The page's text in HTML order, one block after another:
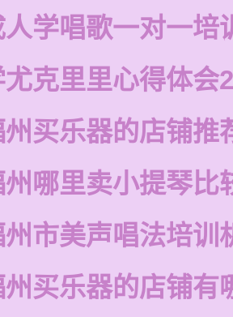
人学唱歌一对一培
尤克里里心得体会
买乐器的店铺推
哪里卖小提琴比
市美声唱法培训
买乐器的店铺有